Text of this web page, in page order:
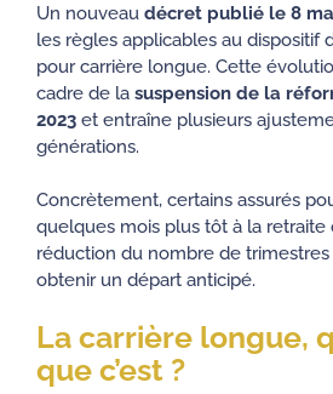
Un nouveau décret publié le 8
les règles applicables au dispositif
pour carrière longue. Cette
cadre de la suspension de la
2023 et entraîne plusieurs
générations.
Concrètement, certains assurés
quelques mois plus tôt à la retraite
réduction du nombre de
obtenir un départ anticipé.
La carrière longue,
que c’est ?